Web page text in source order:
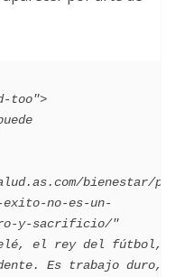
bienestar/pe
no-es-un-
y-sacrificio/"
el rey del fútbol,
Es trabajo duro,